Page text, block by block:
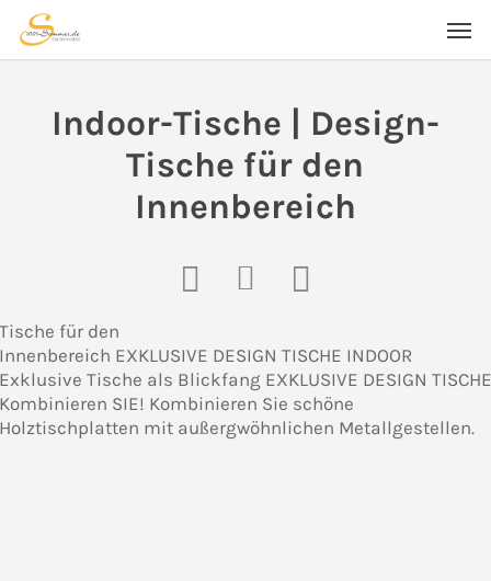
Skip
main
Indoor-Tische | Design-
Tische für den
Innenbereich
für den
EXKLUSIVE DESIGN TISCHE INDOOR
Tische als Blickfang EXKLUSIVE DESIGN TISCHE
SIE! Kombinieren Sie schöne
mit außergwöhnlichen Metallgestellen.